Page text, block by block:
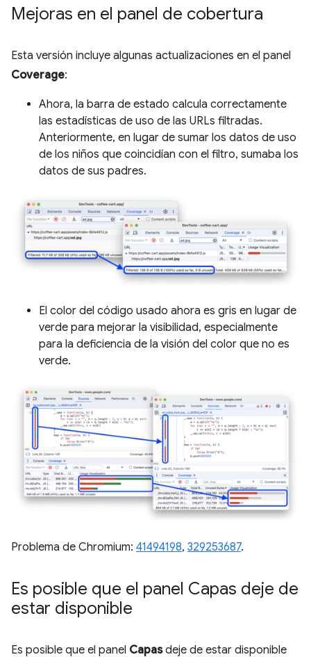
Mejoras en el panel de cobertura
Esta versión incluye algunas actualizaciones en el panel
Coverage:
Ahora, la barra de estado calcula correctamente
las estadísticas de uso de las URLs filtradas.
Anteriormente, en lugar de sumar los datos de uso
de los niños que coincidían con el filtro, sumaba los
datos de sus padres.
El color del código usado ahora es gris en lugar de
verde para mejorar la visibilidad, especialmente
para la deficiencia de la visión del color que no es
verde.
Problema de Chromium: 41494198, 329253687.
Es posible que el panel Capas deje de
estar disponible
Es posible que el panel Capasdeje de estar disponible